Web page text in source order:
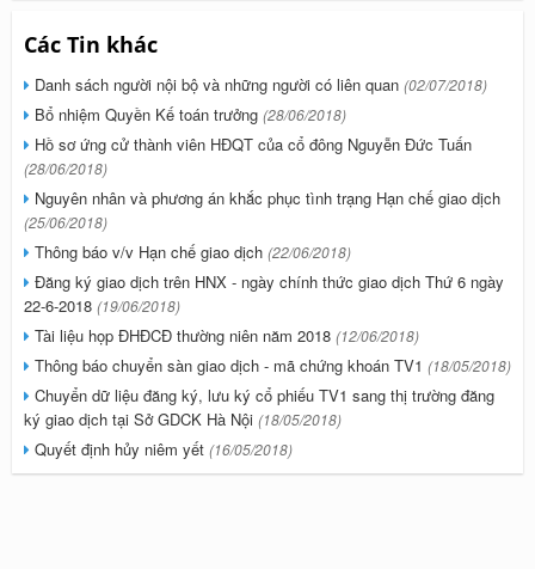
Các Tin khác
Danh sách người nội bộ và những người có liên quan (02/07/2018)
Bổ nhiệm Quyền Kế toán trưởng (28/06/2018)
Hồ sơ ứng cử thành viên HĐQT của cổ đông Nguyễn Đức Tuấn
(28/06/2018)
Nguyên nhân và phương án khắc phục tình trạng Hạn chế giao dịch
(25/06/2018)
Thông báo v/v Hạn chế giao dịch (22/06/2018)
Đăng ký giao dịch trên HNX - ngày chính thức giao dịch Thứ 6 ngày
22-6-2018 (19/06/2018)
Tài liệu họp ĐHĐCĐ thường niên năm 2018 (12/06/2018)
Thông báo chuyển sàn giao dịch - mã chứng khoán TV1 (18/05/2018)
Chuyển dữ liệu đăng ký, lưu ký cổ phiếu TV1 sang thị trường đăng
ký giao dịch tại Sở GDCK Hà Nội (18/05/2018)
Quyết định hủy niêm yết (16/05/2018)